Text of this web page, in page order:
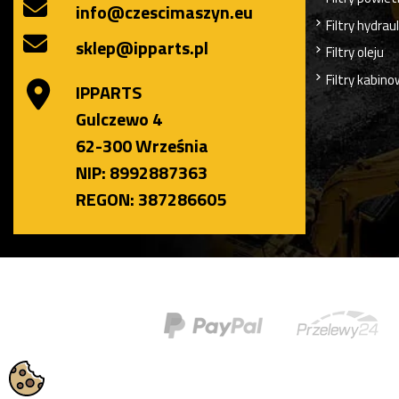
info@czescimaszyn.eu
sklep@ipparts.pl
IPPARTS
Gulczewo 4
62-300 Września
NIP: 8992887363
REGON: 387286605
Filtry
Filtry oleju
Filtry